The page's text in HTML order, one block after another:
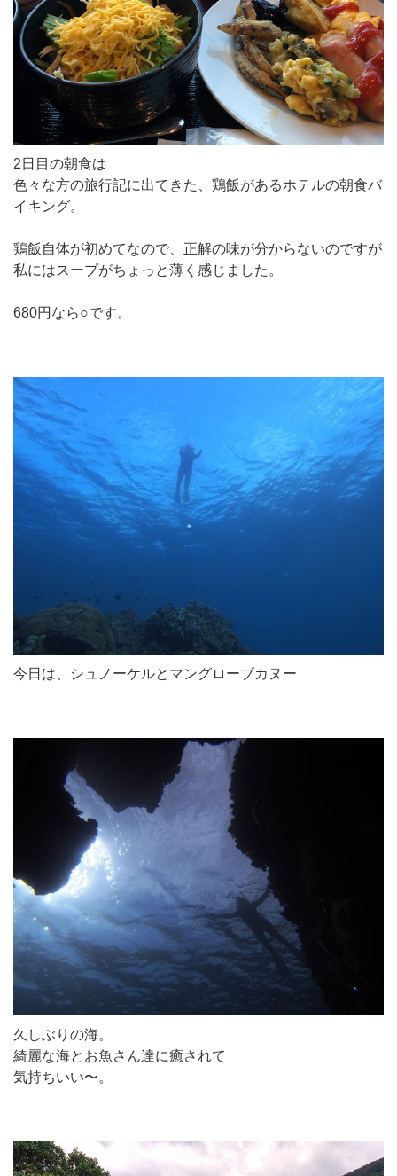
2日目の朝食は
色々な方の旅行記に出てきた、鶏飯があるホテルの朝食バ
イキング。
鶏飯自体が初めてなので、正解の味が分からないのですが
私にはスープがちょっと薄く感じました。
680円なら○です。
今日は、シュノーケルとマングローブカヌー
久しぶりの海。
綺麗な海とお魚さん達に癒されて
気持ちいい〜。